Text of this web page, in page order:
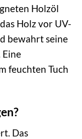
Holzöl
Holz vor UV-
bewahrt seine
feuchten Tuch
Das